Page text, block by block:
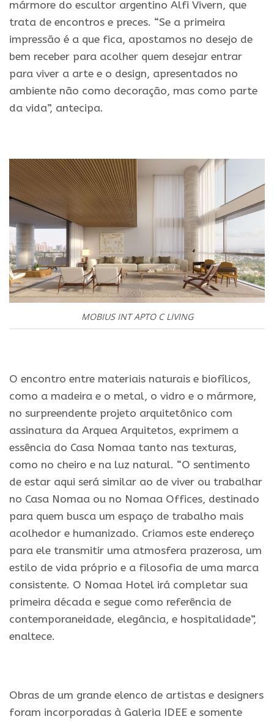
mármore do escultor argentino Alfi Vivern, que
trata de encontros e preces. “Se a primeira
impressão é a que fica, apostamos no desejo de
bem receber para acolher quem desejar entrar
para viver a arte e o design, apresentados no
ambiente não como decoração, mas como parte
da vida”, antecipa.
MOBIUS INT APTO C LIVING
O encontro entre materiais naturais e biofílicos,
como a madeira e o metal, o vidro e o mármore,
no surpreendente projeto arquitetônico com
assinatura da Arquea Arquitetos, exprimem a
essência do Casa Nomaa tanto nas texturas,
como no cheiro e na luz natural. “O sentimento
de estar aqui será similar ao de viver ou trabalhar
no Casa Nomaa ou no Nomaa Offices, destinado
para quem busca um espaço de trabalho mais
acolhedor e humanizado. Criamos este endereço
para ele transmitir uma atmosfera prazerosa, um
estilo de vida próprio e a filosofia de uma marca
consistente. O Nomaa Hotel irá completar sua
primeira década e segue como referência de
contemporaneidade, elegância, e hospitalidade”,
enaltece.
Obras de um grande elenco de artistas e designers
foram incorporadas à Galeria IDEE e somente